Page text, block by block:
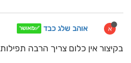
א אוהב שלג כבד ✅מאושר
בקיצור אין כלום צריך הרבה תפילות